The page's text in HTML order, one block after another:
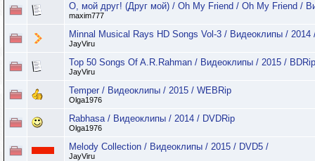
О, мой друг! (Друг мой) / Oh My Friend / Oh My Friend /
maxim777
Minnal Musical Rays HD Songs Vol-3 / Видеоклипы / 2014
JayViru
Top 50 Songs Of A.R.Rahman / Видеоклипы / 2015 / BDRip
JayViru
Temper / Видеоклипы / 2015 / WEBRip
Olga1976
Rabhasa / Видеоклипы / 2014 / DVDRip
Olga1976
Melody Collection / Видеоклипы / 2015 / DVD5 /
JayViru